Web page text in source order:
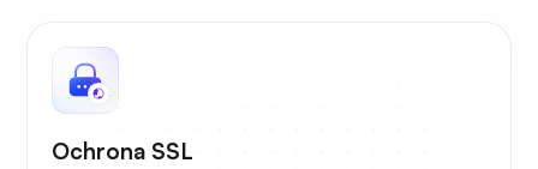
Ochrona SSL